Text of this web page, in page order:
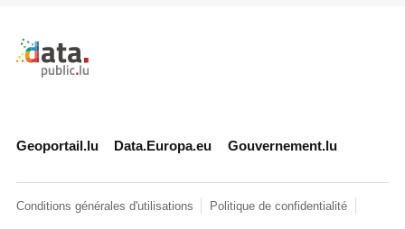
Retour à l'accueil de data.public.lu
Geoportail.lu Data.Europa.eu Gouvernement.lu
Conditions générales d'utilisations Politique de confidentialité